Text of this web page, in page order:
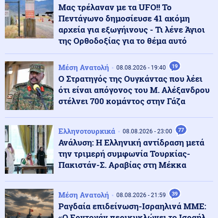
τουρκικής επιρροής στην «αυλή» της Ρωσίας
Κοινωνία 09.08.2026 - 13:47
Δύο συλλήψεις για παράνομη μεταφορά μεταναστών
σε Έβρο και Ροδόπη
Κοινωνία 09.08.2026 - 13:36
Σοκαριστικό περιστατικό απάτης στη Λάρισα που
εγείρει νέα ερωτήματα: Κλωνοποίησαν με AI τη φωνή
της μητέρας και έπεισαν το παιδί να τους δώσει
χρήματα και κοσμήματα
Ρωσία 09.08.2026 - 13:33
Ενώ ο Πούτιν "ετοιμάζει επίθεση" σε κράτος του ΝΑΤΟ
ο Ερντογάν προχωρά στην εξαγωγή μεγάλου πακέτου
αμερικανικών όπλων στην Ουκρανία
Κοινωνία 09.08.2026 - 13:25
Μας τρέλαναν με τα UFO!! Το
Πεντάγωνο δημοσίευσε 41 ακόμη
αρχεία για εξωγήινους - Τι λένε Άγιοι
της Ορθοδοξίας για το θέμα αυτό
Μέση Ανατολή 08.08.2026 - 19:40 19
Ο Στρατηγός της Ουγκάντας που λέει
ότι είναι απόγονος του Μ. Αλέξανδρου
στέλνει 700 κομάντος στην Γάζα
Ελληνοτουρκικά 08.08.2026 - 23:00 77
Ανάλυση: Η Ελληνική αντίδραση μετά
την τριμερή συμφωνία Τουρκίας-
Πακιστάν-Σ. Αραβίας στη Μέκκα
Μέση Ανατολή 08.08.2026 - 21:59 39
Ραγδαία επιδείνωση-Ισραηλινά ΜΜΕ: